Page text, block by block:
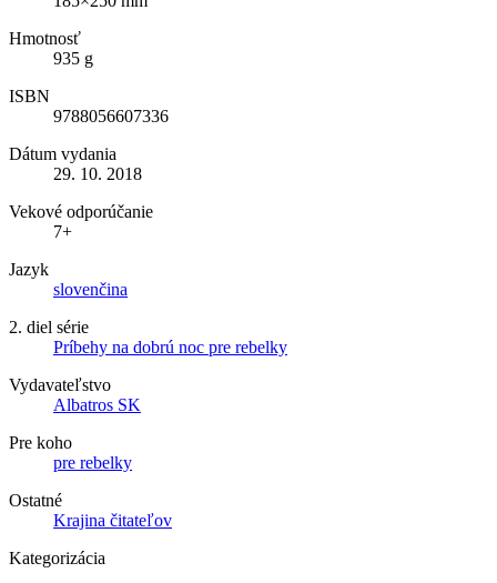
Hmotnosť
935 g
ISBN
9788056607336
Dátum vydania
29. 10. 2018
Vekové odporúčanie
7+
Jazyk
slovenčina
2. diel série
Príbehy na dobrú noc pre rebelky
Vydavateľstvo
Albatros SK
Pre koho
pre rebelky
Ostatné
Krajina čitateľov
Kategorizácia